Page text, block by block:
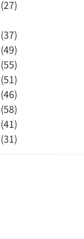
(27)
(37)
(49)
(55)
(51)
(46)
(58)
(41)
(31)